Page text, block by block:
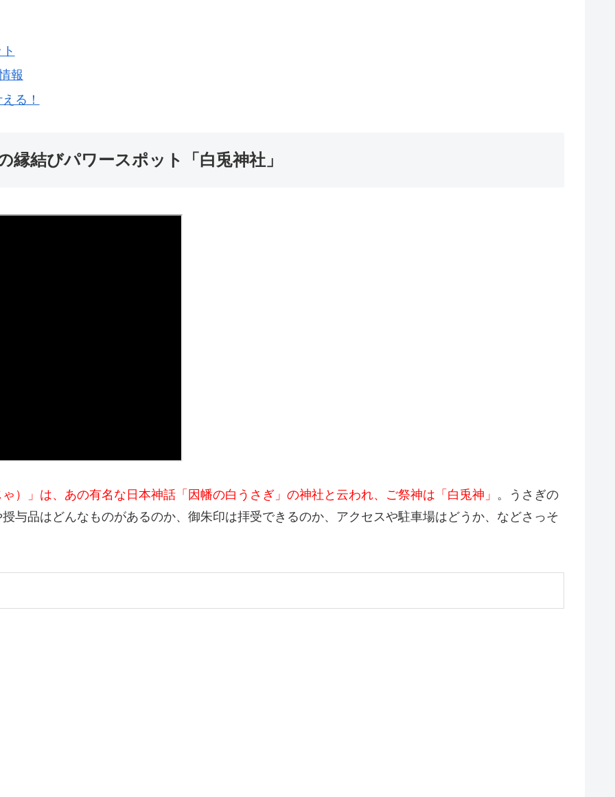
報
る！
結びパワースポット「白兎神社」
）」は、あの有名な日本神話「因幡の白うさぎ」の神社と云われ、ご祭神は「白兎神」 。うさぎの
与品はどんなものがあるのか、御朱印は拝受できるのか、アクセスや駐車場はどうか、などさっそ